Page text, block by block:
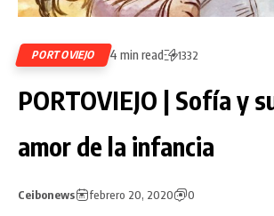
PORTOVIEJO 4 min read 1332
PORTOVIEJO | Sofía y
amor de la infancia
Ceibonews febrero 20, 2020 0